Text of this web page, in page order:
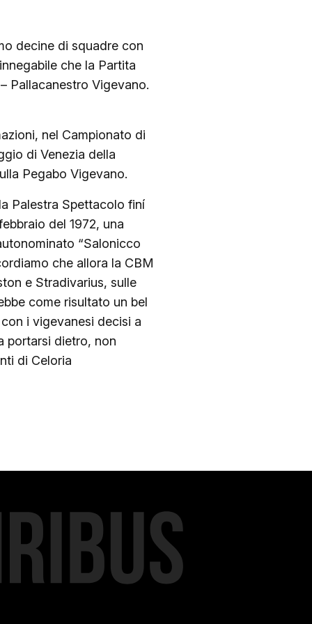
decine di squadre con
che la Partita
Pallacanestro Vigevano.
nel Campionato di
di Venezia della
Pegabo Vigevano.
Palestra Spettacolo finí
del 1972, una
“Salonicco
che allora la CBM
e Stradivarius, sulle
come risultato un bel
i vigevanesi decisi a
portarsi dietro, non
di Celoria